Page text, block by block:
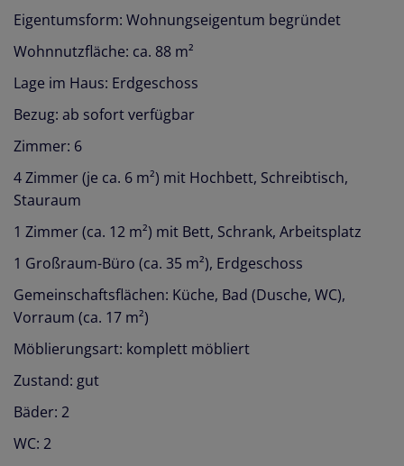
Eigentumsform: Wohnungseigentum begründet
Wohnnutzfläche: ca. 88 m²
Lage im Haus: Erdgeschoss
Bezug: ab sofort verfügbar
Zimmer: 6
4 Zimmer (je ca. 6 m²) mit Hochbett, Schreibtisch,
Stauraum
1 Zimmer (ca. 12 m²) mit Bett, Schrank, Arbeitsplatz
1 Großraum-Büro (ca. 35 m²), Erdgeschoss
Gemeinschaftsflächen: Küche, Bad (Dusche, WC),
Vorraum (ca. 17 m²)
Möblierungsart: komplett möbliert
Zustand: gut
Bäder: 2
WC: 2